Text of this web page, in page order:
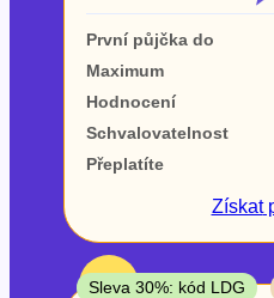
ne
Po insolvenci
ano
V hotovosti
ano
První půjčka do
Maximum
Hodnocení
Schvalovatelnost
Přeplatíte
Získat
TOP
Sleva 30%: kód LDG